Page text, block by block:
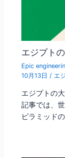
エジプト
Epic
10月13日 / エ
エジプトの
記事では、
ピラミッド